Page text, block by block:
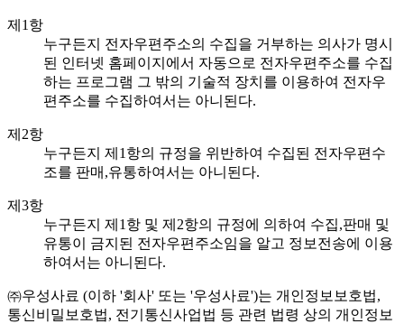
제1항
누구든지 전자우편주소의 수집을 거부하는 의사가 명시
된 인터넷 홈페이지에서 자동으로 전자우편주소를 수집
하는 프로그램 그 밖의 기술적 장치를 이용하여 전자우
편주소를 수집하여서는 아니된다.
제2항
누구든지 제1항의 규정을 위반하여 수집된 전자우편수
조를 판매,유통하여서는 아니된다.
제3항
누구든지 제1항 및 제2항의 규정에 의하여 수집,판매 및
유통이 금지된 전자우편주소임을 알고 정보전송에 이용
하여서는 아니된다.
㈜우성사료 (이하 '회사' 또는 '우성사료')는 개인정보보호법,
통신비밀보호법, 전기통신사업법 등 관련 법령 상의 개인정보